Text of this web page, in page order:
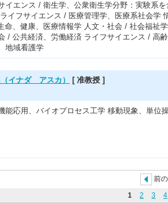
イエンス / 衛生学、公衆衛生学分野：実験系を
イフサイエンス / 医療管理学、医療系社会学
命、健康、医療情報学 人文・社会 / 社会福祉
/ 公共経済、労働経済 ライフサイエンス / 高
地域看護学
イナダ アスカ） [ 准教授 ]
能応用、バイオプロセス工学 移動現象、単位
前
1
2 3 4